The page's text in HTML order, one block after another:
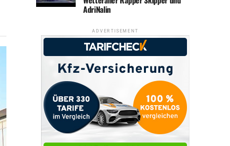
AdriNalin
ADVERTISEMENT